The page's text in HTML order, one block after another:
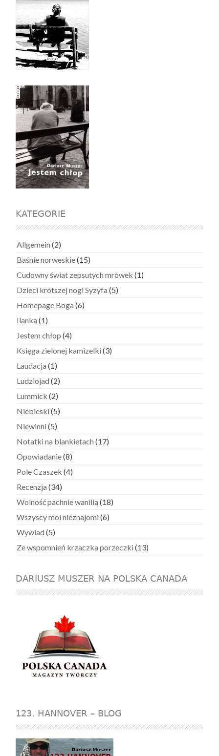
KATEGORIE
Allgemein (2)
Baśnie norweskie(15)
Cudowny świat zepsutych mrówek (1)
Dzieci krótszej nogi Syzyfa (5)
Homepage Boga (6)
Ilanka (1)
Jestem chłop (4)
Księga zielonej kamizelki (3)
Laudacja (1)
Ludziojad (2)
Lummick (2)
Niebieski (5)
Niewinni (5)
Notatki na blankietach (17)
Opowiadanie(8)
Pole Czaszek (4)
Recenzja (34)
Wolność pachnie wanilią (18)
Wszyscy moi nieznajomi (6)
Wywiad (5)
Ze wspomnień krzaczka porzeczki (13)
DARIUSZ MUSZER NA POLSKA CANADA
123. HANNOVER – BLOG